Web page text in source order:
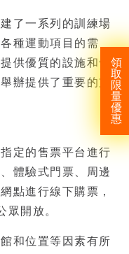
領
取
限
量
優
惠
了一系列的訓練場
種運動項目的需
供優質的設施和舒
辦提供了重要的支
定的售票平台進行
體驗式門票、周邊
點進行線下購票，
眾開放。
和位置等因素有所